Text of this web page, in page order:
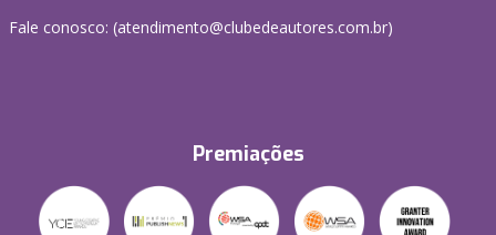
Fale conosco: (atendimento@clubedeautores.com.br)
Premiações